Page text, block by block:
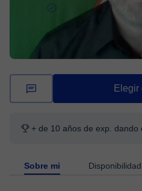
343 clases
Programación
Elegir
+ de 10 años de exp. dando
Sobre mi Disponibilidad